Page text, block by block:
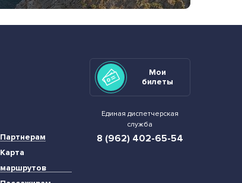
Партнерам
Карта
маршрутов
Мои
билеты
Единая диспетчерская
служба
8 (962) 402-65-54